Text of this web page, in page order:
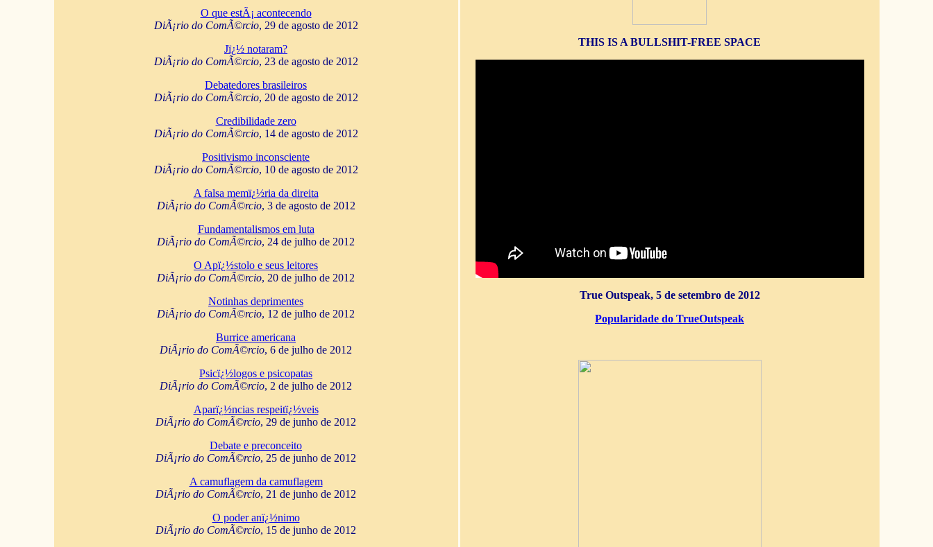
O que estÃ¡ acontecendo
DiÃ¡rio do ComÃ©rcio, 29 de agosto de 2012
Jï¿½ notaram?
DiÃ¡rio do ComÃ©rcio, 23 de agosto de 2012
Debatedores brasileiros
DiÃ¡rio do ComÃ©rcio, 20 de agosto de 2012
Credibilidade zero
DiÃ¡rio do ComÃ©rcio, 14 de agosto de 2012
Positivismo inconsciente
DiÃ¡rio do ComÃ©rcio, 10 de agosto de 2012
A falsa memï¿½ria da direita
DiÃ¡rio do ComÃ©rcio, 3 de agosto de 2012
Fundamentalismos em luta
DiÃ¡rio do ComÃ©rcio, 24 de julho de 2012
O Apï¿½stolo e seus leitores
DiÃ¡rio do ComÃ©rcio, 20 de julho de 2012
Notinhas deprimentes
DiÃ¡rio do ComÃ©rcio, 12 de julho de 2012
Burrice americana
DiÃ¡rio do ComÃ©rcio, 6 de julho de 2012
Psicï¿½logos e psicopatas
DiÃ¡rio do ComÃ©rcio, 2 de julho de 2012
Aparï¿½ncias respeitï¿½veis
DiÃ¡rio do ComÃ©rcio, 29 de junho de 2012
Debate e preconceito
DiÃ¡rio do ComÃ©rcio, 25 de junho de 2012
A camuflagem da camuflagem
DiÃ¡rio do ComÃ©rcio, 21 de junho de 2012
O poder anï¿½nimo
DiÃ¡rio do ComÃ©rcio, 15 de junho de 2012
THIS IS A BULLSHIT-FREE SPACE
True Outspeak, 5 de setembro de 2012
Popularidade do TrueOutspeak